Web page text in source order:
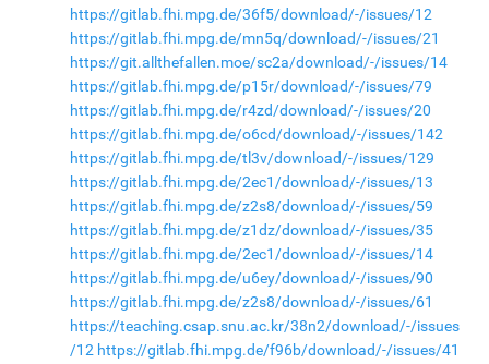
https://gitlab.fhi.mpg.de/36f5/download/-/issues/12
https://gitlab.fhi.mpg.de/mn5q/download/-/issues/21
https://git.allthefallen.moe/sc2a/download/-/issues/14
https://gitlab.fhi.mpg.de/p15r/download/-/issues/79
https://gitlab.fhi.mpg.de/r4zd/download/-/issues/20
https://gitlab.fhi.mpg.de/o6cd/download/-/issues/142
https://gitlab.fhi.mpg.de/tl3v/download/-/issues/129
https://gitlab.fhi.mpg.de/2ec1/download/-/issues/13
https://gitlab.fhi.mpg.de/z2s8/download/-/issues/59
https://gitlab.fhi.mpg.de/z1dz/download/-/issues/35
https://gitlab.fhi.mpg.de/2ec1/download/-/issues/14
https://gitlab.fhi.mpg.de/u6ey/download/-/issues/90
https://gitlab.fhi.mpg.de/z2s8/download/-/issues/61
https://teaching.csap.snu.ac.kr/38n2/download/-/issues
/12 https://gitlab.fhi.mpg.de/f96b/download/-/issues/41